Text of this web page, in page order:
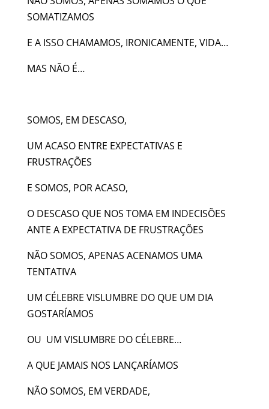
SOMATIZAMOS
E A ISSO CHAMAMOS, IRONICAMENTE, VIDA…
MAS NÃO É…
SOMOS, EM DESCASO,
UM ACASO ENTRE EXPECTATIVAS E
FRUSTRAÇÕES
E SOMOS, POR ACASO,
O DESCASO QUE NOS TOMA EM INDECISÕES
ANTE A EXPECTATIVA DE FRUSTRAÇÕES
NÃO SOMOS, APENAS ACENAMOS UMA
TENTATIVA
UM CÉLEBRE VISLUMBRE DO QUE UM DIA
GOSTARÍAMOS
OU UM VISLUMBRE DO CÉLEBRE…
A QUE JAMAIS NOS LANÇARÍAMOS
NÃO SOMOS, EM VERDADE,